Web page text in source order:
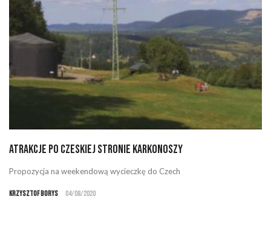
Atrakcje po czeskiej stronie Karkonoszy
Propozycja na weekendową wycieczkę do Czech
Krzysztof Borys 04/08/2020